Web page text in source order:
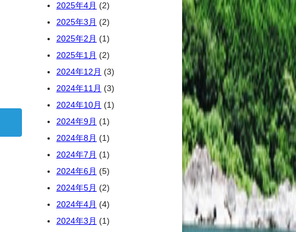
2025年4月 (2)
2025年3月 (2)
2025年2月 (1)
2025年1月 (2)
2024年12月 (3)
2024年11月 (3)
2024年10月 (1)
2024年9月 (1)
2024年8月 (1)
2024年7月 (1)
2024年6月 (5)
2024年5月 (2)
2024年4月 (4)
2024年3月 (1)